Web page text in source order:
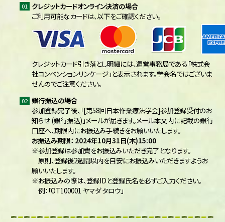
クレジットカードオンライン決済の場合
ご利用可能なカードは、以下をご確認ください。
クレジットカード引き落とし明細には、運営事務局である「株式会
社コンベンションリンケージ」と表示されます。学会名ではございま
せんのでご注意ください。
銀行振込の場合
参加登録完了後、「[第58回日本作業療法学会]参加登録受付のお
知らせ (銀行振込)」メールが届きます。メール本文内に記載の銀行
口座へ、期限内にお振込み手続きをお願いいたします。
お振込み期限： 2024年10月31日(木)15:00
※参加登録は参加費をお振込みいただき完了となります。
原則、登録後2週間以内を目安にお振込みいただきますようお
願いいたします。
※お振込みの際は、登録IDと登録氏名を必ずご入力ください。
例：「OT100001 ヤマダ タロウ」